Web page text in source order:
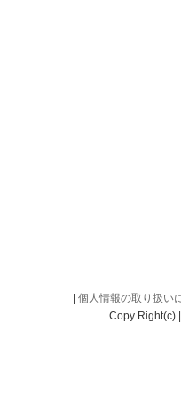
個人情報の取り扱い
Copy Right(c) |